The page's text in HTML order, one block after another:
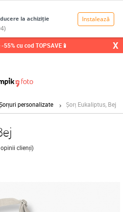
55% cu cod TOPSAVE📱 X
personalizate Șorț Eukaliptus, Bej
clienți)